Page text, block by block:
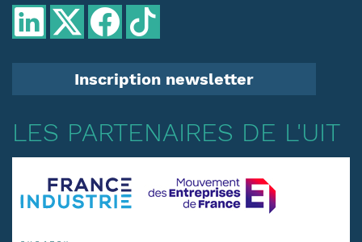
Inscription newsletter
LES PARTENAIRES DE L'UIT